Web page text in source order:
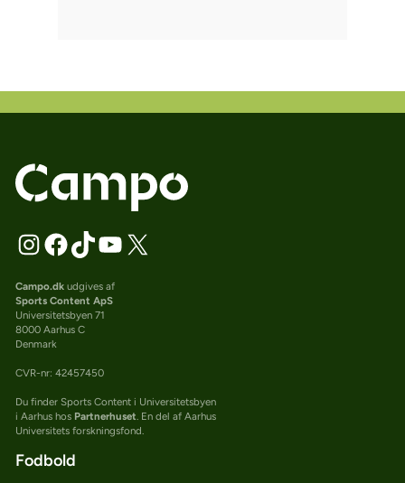
Campo.dkudgives af
Sports Content ApS
Universitetsbyen 71
8000 Aarhus C
Denmark
CVR-nr: 42457450
Du finder Sports Content i Universitetsbyen
i Aarhus hos Partnerhuset. En del af Aarhus
Universitets forskningsfond.
Fodbold